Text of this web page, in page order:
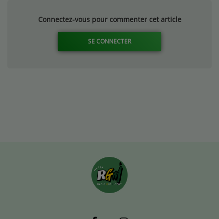
Connectez-vous pour commenter cet article
SE CONNECTER